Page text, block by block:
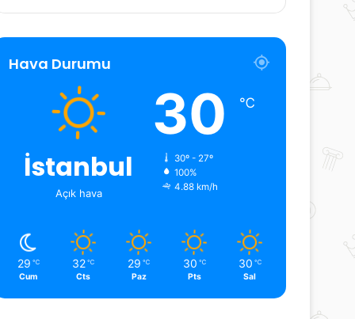
Hava Durumu
İstanbul
Açık hava
30 ℃
30º - 27º
100%
4.88 km/h
29 ℃
Cum
32 ℃
Cts
29 ℃
Paz
30 ℃
Pts
30 ℃
Sal